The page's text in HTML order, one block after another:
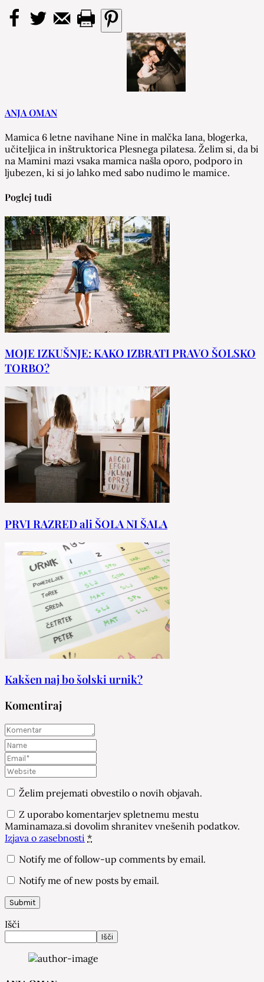
ANJA OMAN
Mamica 6 letne navihane Nine in malčka Iana, blogerka,
učiteljica in inštruktorica Plesnega pilatesa. Želim si, da bi
na Mamini mazi vsaka mamica našla oporo, podporo in
ljubezen, ki si jo lahko med sabo nudimo le mamice.
Poglej tudi
MOJE IZKUŠNJE: KAKO IZBRATI PRAVO ŠOLSKO
TORBO?
PRVI RAZRED ali ŠOLA NI ŠALA
Kakšen naj bo šolski urnik?
Komentiraj
Želim prejemati obvestilo o novih objavah.
Z uporabo komentarjev spletnemu mestu
Maminamaza.si dovolim shranitev vnešenih podatkov.
Izjava o zasebnosti *
Notify me of follow-up comments by email.
Notify me of new posts by email.
Išči
Išči